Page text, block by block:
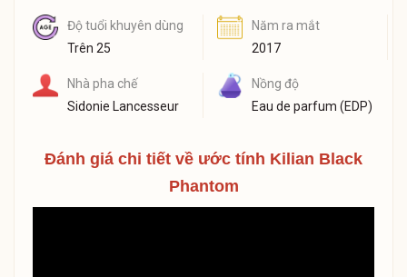
Độ tuổi khuyên dùng
Trên 25
Năm ra mắt
2017
Nhà pha chế
Sidonie Lancesseur
Nồng độ
Eau de parfum (EDP)
Đánh giá chi tiết về ước tính Kilian Black
Phantom